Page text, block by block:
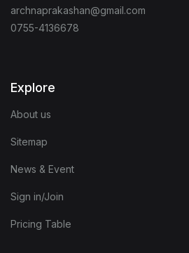
archnaprakashan@gmail.com
0755-4136678
Explore
About us
Sitemap
News & Event
Sign in/Join
Pricing Table